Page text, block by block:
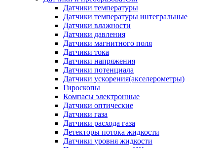
Датчики температуры
Датчики температуры интегральные
Датчики влажности
Датчики давления
Датчики магнитного поля
Датчики тока
Датчики напряжения
Датчики потенциала
Датчики ускорения(акселерометры)
Гироскопы
Компасы электронные
Датчики оптические
Датчики газа
Датчики расхода газа
Детекторы потока жидкости
Датчики уровня жидкости